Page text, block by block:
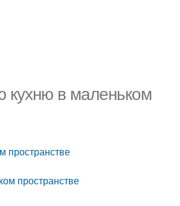
кухню в маленьком
пространстве
пространстве